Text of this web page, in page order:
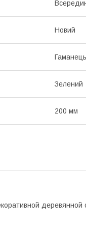
Новий
Гаманець
Зелений
200 мм
деревянной